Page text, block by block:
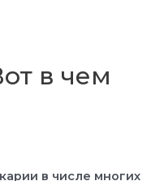
в чем
в числе многих